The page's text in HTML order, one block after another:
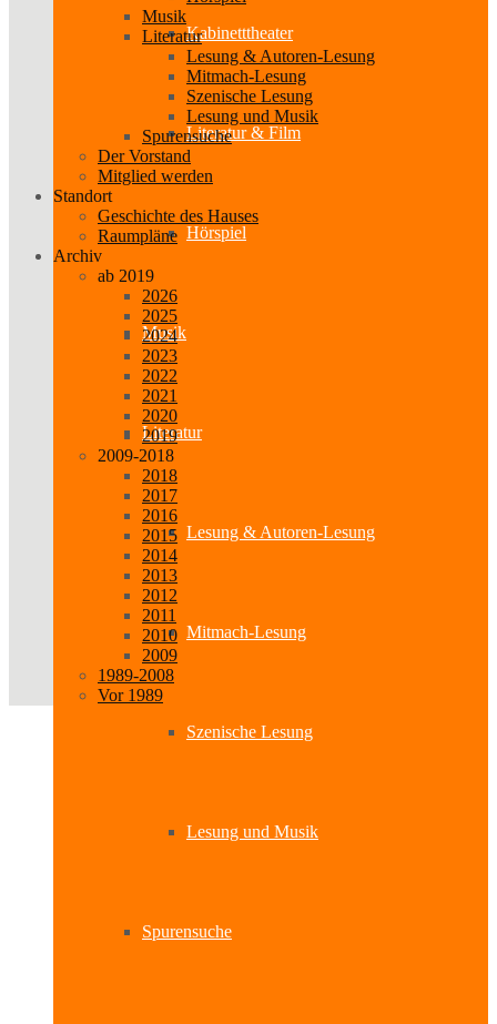
Kabinetttheater
Literatur & Film
Hörspiel
Musik
Literatur
Lesung & Autoren-Lesung
Mitmach-Lesung
Szenische Lesung
Lesung und Musik
Spurensuche
Musik
Literatur
Lesung & Autoren-Lesung
Mitmach-Lesung
Szenische Lesung
Lesung und Musik
Spurensuche
Der Vorstand
Mitglied werden
Standort
Geschichte des Hauses
Raumpläne
Archiv
ab 2019
2026
2025
2024
2023
2022
2021
2020
2019
2009-2018
2018
2017
2016
2015
2014
2013
2012
2011
2010
2009
1989-2008
Vor 1989